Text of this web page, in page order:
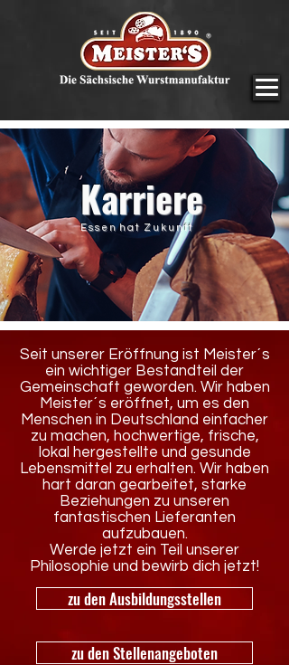
Karriere
E s s e n h a t Z u k u n f t
Seit unserer Eröffnung ist Meister´s
ein wichtiger Bestandteil der
Gemeinschaft geworden. Wir haben
Meister´s eröffnet, um es den
Menschen in Deutschland einfacher
zu machen, hochwertige, frische,
lokal hergestellte und gesunde
Lebensmittel zu erhalten. Wir haben
hart daran gearbeitet, starke
Beziehungen zu unseren
fantastischen Lieferanten
aufzubauen.
Werde jetzt ein Teil unserer
Philosophie und bewirb dich jetzt!
zu den Ausbildungsstellen
zu den Stellenangeboten